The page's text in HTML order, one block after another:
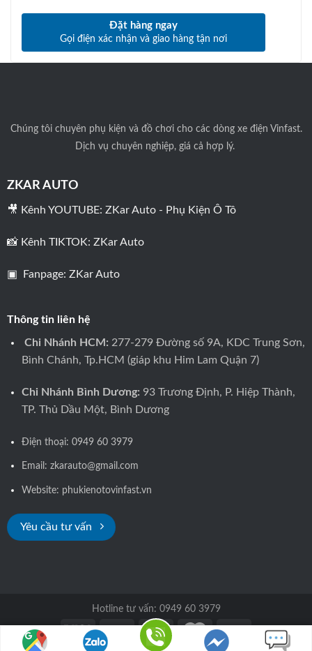
Đặt hàng ngay
Gọi điện xác nhận và giao hàng tận nơi
Chúng tôichuyên phụ kiện và đồ chơi cho các dòng xe điện Vinfast.
Dịch vụ chuyên nghiệp, giá cả hợp lý.
ZKAR AUTO
🎥 Kênh YOUTUBE: ZKar Auto - Phụ Kiện Ô Tô
📸 Kênh TIKTOK: ZKar Auto
▣ Fanpage: ZKar Auto
Thông tin liên hệ
Chi Nhánh HCM: 277-279 Đường số 9A, KDC Trung Sơn,
Bình Chánh, Tp.HCM (giáp khu Him Lam Quận 7)
Chi Nhánh Bình Dương: 93 Trương Định, P. Hiệp Thành,
TP. Thủ Dầu Một, Bình Dương
Điện thoại: 0949 60 3979
Email: zkarauto@gmail.com
Website: phukienotovinfast.vn
Yêu cầu tư vấn
Hotline tư vấn: 0949 60 3979
Copyright 2026 © ZKar Auto